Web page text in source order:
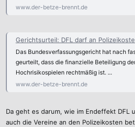
www.der-betze-brennt.de
Gerichtsurteil: DFL darf an
Das Bundesverfassungsgericht hat nach
geurteilt, dass die finanzielle Beteiligung
Hochrisikospielen rechtmäßig ist. ...
www.der-betze-brennt.de
Da geht es darum, wie im Endeffekt DFL
auch die Vereine an den Polizeikosten